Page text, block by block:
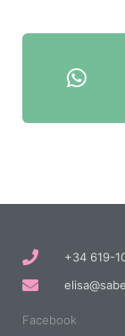
+34 619-
Facebook